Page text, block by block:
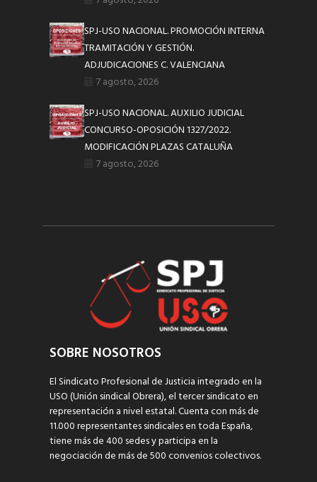
SPJ-USO NACIONAL. PROMOCIÓN INTERNA
TRAMITACIÓN Y GESTIÓN.
ADJUDICACIONES C. VALENCIANA
7 agosto, 2026
SPJ-USO NACIONAL. AUXILIO JUDICIAL
CONCURSO-OPOSICIÓN 1327/2022.
MODIFICACIÓN PLAZAS CATALUÑA
7 agosto, 2026
SOBRE NOSOTROS
El Sindicato Profesional de Justicia integrado en la
USO (Unión sindical Obrera), el tercer sindicato en
representación a nivel estatal. Cuenta con más de
11.000 representantes sindicales en toda España,
tiene más de 400 sedes y participa en la
negociación de más de 500 convenios colectivos.